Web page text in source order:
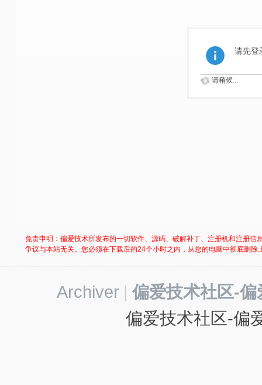
请先登
请稍候...
免责申明：偏爱技术所发布的一切软件、源码、破解补丁、注册机和注册
争议与本站无关。您必须在下载后的24个小时之内，从您的电脑中彻底删
Archiver | 偏爱技术社区-
偏爱技术社区-偏